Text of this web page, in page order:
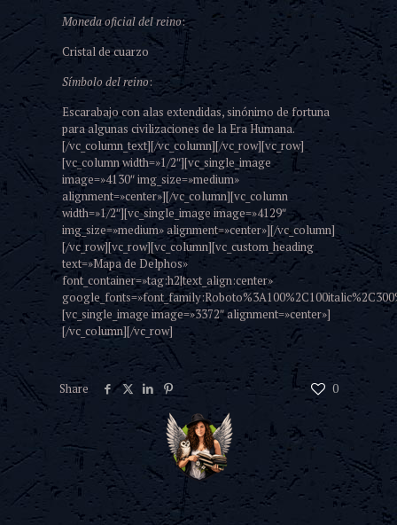
Moneda oficial del reino:
Cristal de cuarzo
Símbolo del reino:
Escarabajo con alas extendidas, sinónimo de fortuna
para algunas civilizaciones de la Era Humana.
[/vc_column_text][/vc_column][/vc_row][vc_row]
[vc_column width=»1/2″][vc_single_image
image=»4130″ img_size=»medium»
alignment=»center»][/vc_column][vc_column
width=»1/2″][vc_single_image image=»4129″
img_size=»medium» alignment=»center»][/vc_column]
[/vc_row][vc_row][vc_column][vc_custom_heading
text=»Mapa de Delphos»
font_container=»tag:h2|text_align:center»
[vc_single_image image=»3372″ alignment=»center»]
[/vc_column][/vc_row]
Share 0